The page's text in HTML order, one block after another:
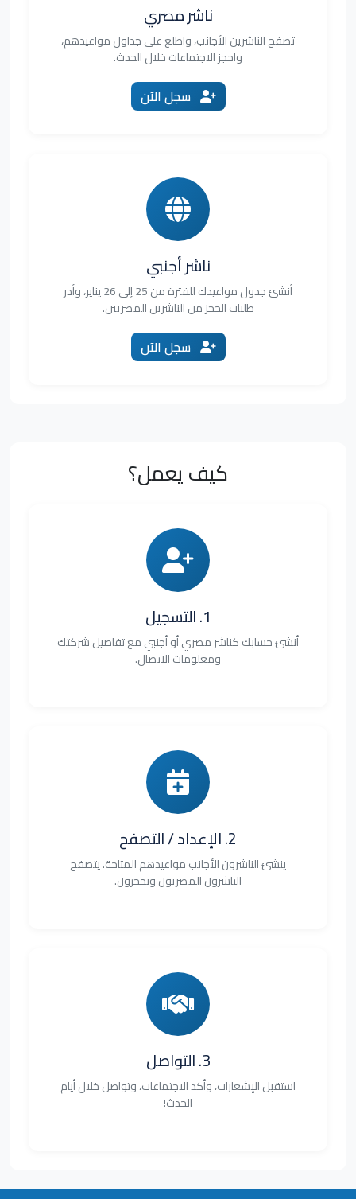
ناشر مصري
تصفح الناشرين الأجانب، واطلع على جداول مواعيدهم،
واحجز الاجتماعات خلال الحدث.
سجل الآن
ناشر أجنبي
أنشئ جدول مواعيدك للفترة من 25 إلى 26 يناير، وأدر
طلبات الحجز من الناشرين المصريين.
سجل الآن
كيف يعمل؟
1. التسجيل
أنشئ حسابك كناشر مصري أو أجنبي مع تفاصيل شركتك
ومعلومات الاتصال.
2. الإعداد / التصفح
ينشئ الناشرون الأجانب مواعيدهم المتاحة. يتصفح
الناشرون المصريون ويحجزون.
3. التواصل
استقبل الإشعارات، وأكد الاجتماعات، وتواصل خلال أيام
الحدث!